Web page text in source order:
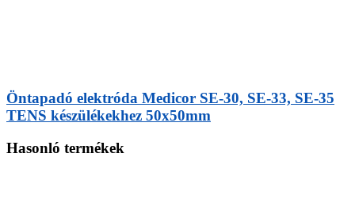
Öntapadó elektróda Medicor SE-30, SE-33, SE-35
TENS készülékekhez 50x50mm
Hasonló termékek